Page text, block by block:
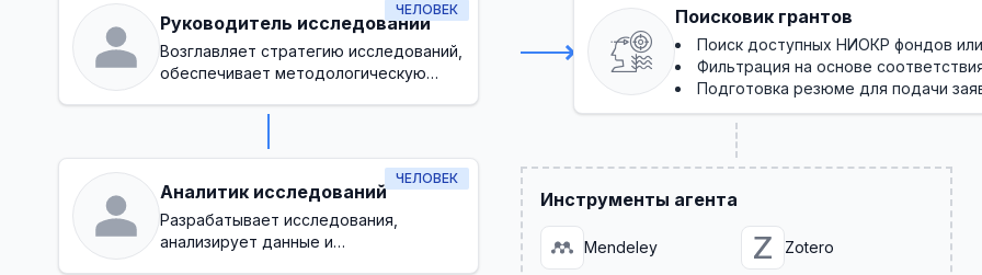
ЧЕЛОВЕК
Руководитель исследований
Возглавляет стратегию исследований,
обеспечивает методологическую
исследований с целями организации
ЧЕЛОВЕК
Аналитик исследований
Разрабатывает исследования,
анализирует данные и
Поисковик грантов
Поиск доступных НИОКР фондов или
Фильтрация на основе
Подготовка резюме для подачи
Инструменты агента
Mendeley Zotero